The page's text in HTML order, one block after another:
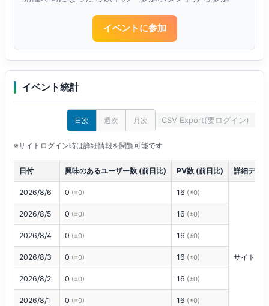
イベントに参加
イベント統計
日次 週次 月次 CSV Export(要ログイン)
※サイトログイン時は詳細情報を閲覧可能です
日付 興味のあるユーザー数 (前日比) PV数 (前日比) 詳細デー
2026/8/6 0 (±0) 16 (±0)
サイトに
2026/8/5 0 (±0) 16 (±0)
2026/8/4 0 (±0) 16 (±0)
2026/8/3 0 (±0) 16 (±0)
2026/8/2 0 (±0) 16 (±0)
2026/8/1 0 (±0) 16 (±0)